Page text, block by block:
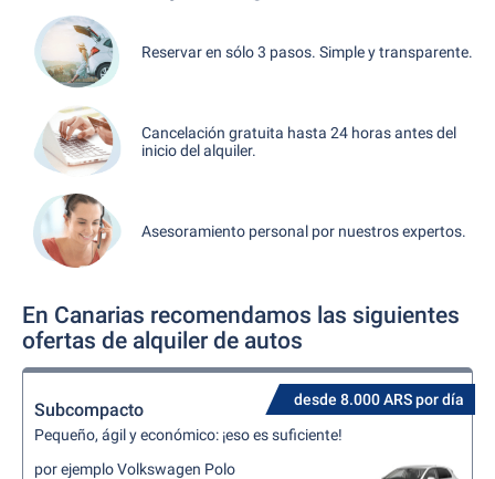
Reservar en sólo 3 pasos. Simple y transparente.
Cancelación gratuita hasta 24 horas antes del
inicio del alquiler.
Asesoramiento personal por nuestros expertos.
En Canarias recomendamos las siguientes
ofertas de alquiler de autos
desde 8.000 ARS por día
Subcompacto
Pequeño, ágil y económico: ¡eso es suficiente!
por ejemplo Volkswagen Polo